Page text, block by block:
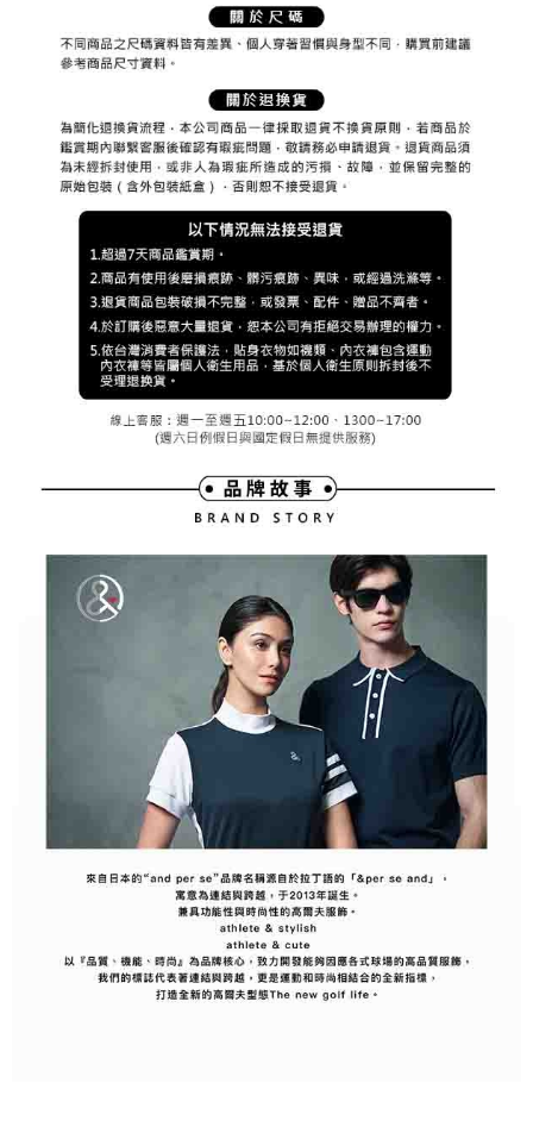
3.完整用戶服務條款，請詳閱以下連結：https://oppay.tw/userRule
【注意事項】
１．透過由恩沛科技股份有限公司提供之「AFTEE先享後付」服務完成之交
權轉讓予恩沛科技股份有限公司。
２．關於個人資料處理事宜，請瀏覽以下網址：
https://aftee.tw/terms/#terms3
３．未成年的使用者請事先徵得法定代理人或監護人之同意方可使用
「AFTEE先享後付」，若未經同意申辦者引起之損失，本公司不負相關責
４．使用「AFTEE先享後付」時，將依據個別帳號之用戶狀況，依本公司即
時審查核予不同之上限額度；若仍有額度不足之情形，本公司將視審查結果
請求用戶進行身份認證。
５．嚴禁一人註冊多個帳號或使用他人資訊註冊。若發現惡意使用之情形，
恩沛科技股份有限公司將有權停止該用戶之使用額度並採取法律行動。
7-11取貨付款
免運費
免運費